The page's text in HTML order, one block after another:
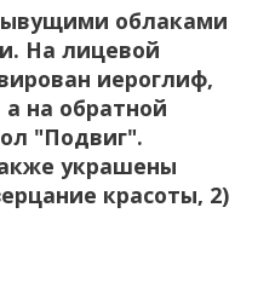
облаками
На лицевой
иероглиф,
на обратной
"Подвиг".
украшены
красоты, 2)